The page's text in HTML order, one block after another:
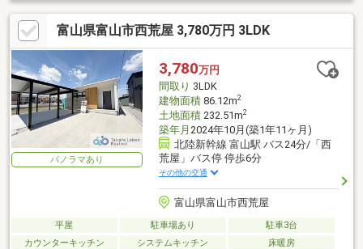
フロア）・下駄箱・照明器具・給湯器新品設置・TVモニターホン
新品設置・内部塗装・駐車場増設・ハウスクリーニング
富山県富山市西荒屋 3,780万円 3LDK
パノラマあり
3,780万円
間取り 3LDK
建物面積86.12m2
土地面積232.51m2
築年月 2024年10月(築1年11ヶ月)
北陸新幹線 富山駅 バス24分/「西
荒屋」バス停 停歩6分
その他の交通
富山県富山市西荒屋
平屋 駐車場あり
駐車3台
カウンターキッチン
システムキッチン 床暖房